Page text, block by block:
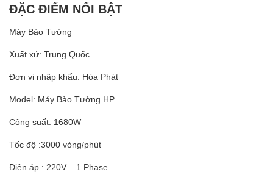
ĐẶC ĐIỂM NỔI BẬT
Máy Bào Tường
Xuất xứ: Trung Quốc
Đơn vị nhập khẩu: Hòa Phát
Model: Máy Bào Tường HP
Công suất: 1680W
Tốc độ :3000 vòng/phút
Điện áp : 220V – 1 Phase